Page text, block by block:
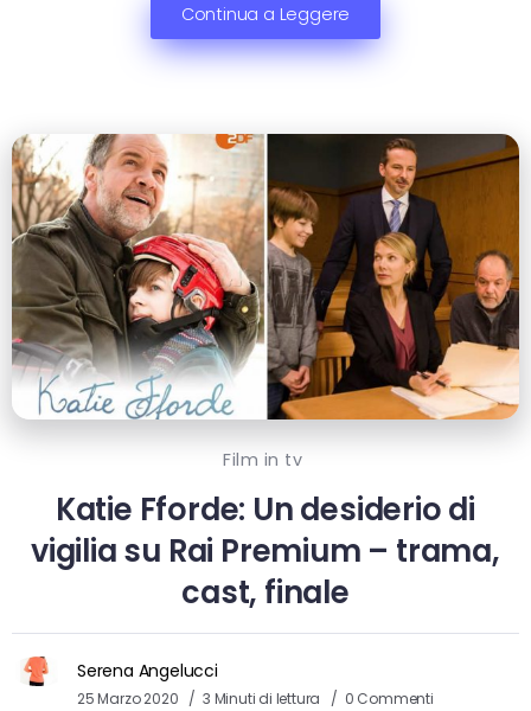
Continua a Leggere
Film in tv
Katie Fforde: Un desiderio di
vigilia su Rai Premium – trama,
cast, finale
Serena Angelucci
25 Marzo 2020 3 Minuti di lettura 0 Commenti